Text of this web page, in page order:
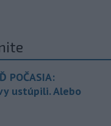
POČASIA:
ustúpili. Alebo